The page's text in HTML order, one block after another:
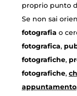
proprio punto
Se non sai
fotografia o
fotografica,
fotografiche,
fotografiche,
appuntamento